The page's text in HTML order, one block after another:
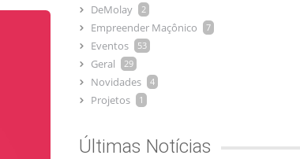
DeMolay 2
Empreender Maçônico 7
Eventos 53
Geral 29
Novidades 4
Projetos 1
Últimas Notícias